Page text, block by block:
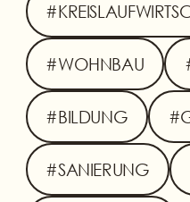
#WOHNBAU
#BILDUNG
#SANIERUNG